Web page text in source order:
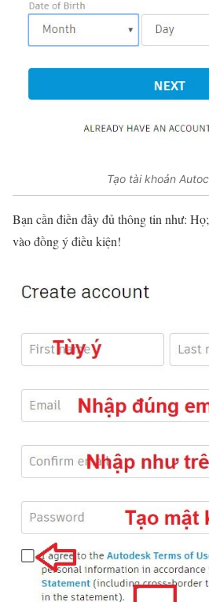
Tạo tài khoản
Bạn cần điền đầy đủ thông tin như:
vào đồng ý điều kiện!